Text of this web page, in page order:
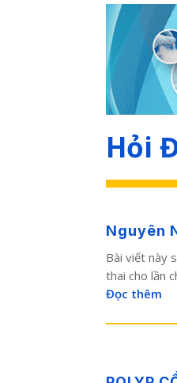
Hỏi
Nguyên
Bài viết này
thai cho lần
Đọc thêm